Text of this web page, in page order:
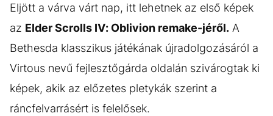
Eljött a várva várt nap, itt lehetnek az első képek
az Elder Scrolls IV: Oblivion remake-jéről. A
Bethesda klasszikus játékának újradolgozásáról a
Virtous nevű fejlesztőgárda oldalán szivárogtak ki
képek, akik az előzetes pletykák szerint a
ráncfelvarrásért is felelősek.